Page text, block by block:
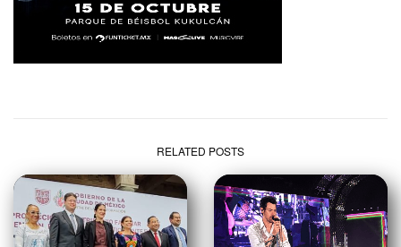
RELATED POSTS